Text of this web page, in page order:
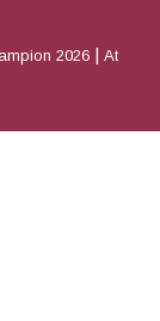
2026 |Atletica